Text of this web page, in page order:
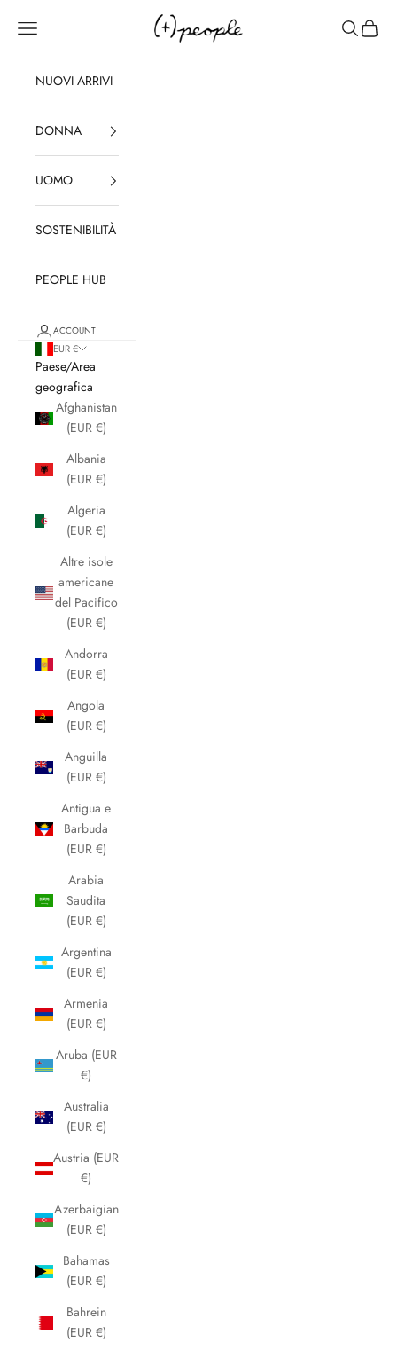
(+)PEOPLE
Apri il menu di navigazione Mostra il
NUOVI ARRIVI
DONNA
UOMO
SOSTENIBILITÀ
PEOPLE HUB
ACCOUNT
EUR €
Paese/Area
geografica
Afghanistan
(EUR €)
Albania
(EUR €)
Algeria
(EUR €)
Altre isole
americane
del Pacifico
(EUR €)
Andorra
(EUR €)
Angola
(EUR €)
Anguilla
(EUR €)
Antigua e
Barbuda
(EUR €)
Arabia
Saudita
(EUR €)
Argentina
(EUR €)
Armenia
(EUR €)
Aruba (EUR
€)
Australia
(EUR €)
Austria (EUR
€)
Azerbaigian
(EUR €)
Bahamas
(EUR €)
Bahrein
(EUR €)